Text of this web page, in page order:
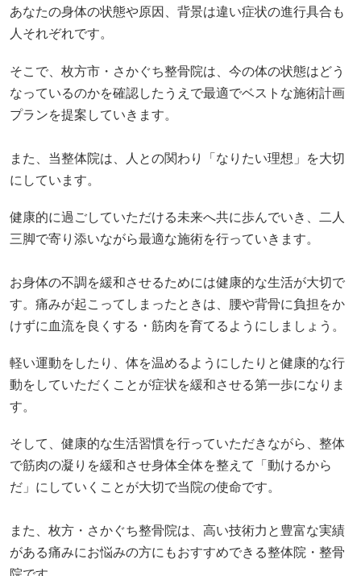
あなたの身体の状態や原因、背景は違い症状の進行具合も
人それぞれです。
そこで、枚方市・さかぐち整骨院は、今の体の状態はどう
なっているのかを確認したうえで最適でベストな施術計画
プランを提案していきます。
また、当整体院は、人との関わり「なりたい理想」を大切
にしています。
健康的に過ごしていただける未来へ共に歩んでいき、二人
三脚で寄り添いながら最適な施術を行っていきます。
お身体の不調を緩和させるためには健康的な生活が大切で
す。痛みが起こってしまったときは、腰や背骨に負担をか
けずに血流を良くする・筋肉を育てるようにしましょう。
軽い運動をしたり、体を温めるようにしたりと健康的な行
動をしていただくことが症状を緩和させる第一歩になりま
す。
そして、健康的な生活習慣を行っていただきながら、整体
で筋肉の凝りを緩和させ身体全体を整えて「動けるから
だ」にしていくことが大切で当院の使命です。
また、枚方・さかぐち整骨院は、高い技術力と豊富な実績
がある痛みにお悩みの方にもおすすめできる整体院・整骨